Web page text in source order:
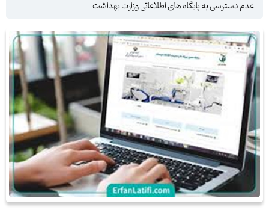
عدم دسترسی به پایگاه های اطلاعاتی وزارت بهداشت